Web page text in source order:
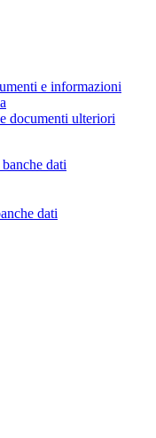
e informazioni
documenti ulteriori
dati
dati